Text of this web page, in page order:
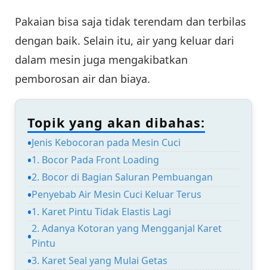
Pakaian bisa saja tidak terendam dan terbilas
dengan baik. Selain itu, air yang keluar dari
dalam mesin juga mengakibatkan
pemborosan air dan biaya.
Topik yang akan dibahas:
Jenis Kebocoran pada Mesin Cuci
1. Bocor Pada Front Loading
2. Bocor di Bagian Saluran Pembuangan
Penyebab Air Mesin Cuci Keluar Terus
1. Karet Pintu Tidak Elastis Lagi
2. Adanya Kotoran yang Mengganjal Karet
Pintu
3. Karet Seal yang Mulai Getas